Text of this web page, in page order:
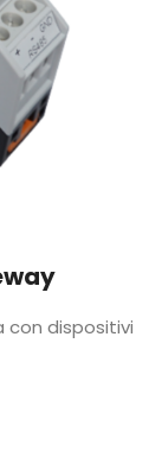
con dispositivi